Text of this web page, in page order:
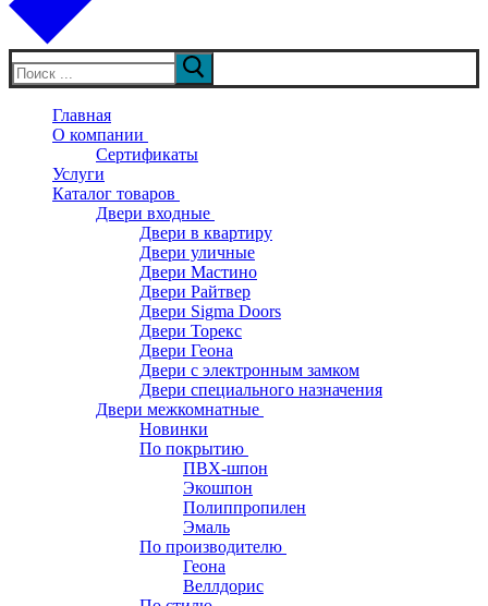
Искать:
Главная
О компании
Сертификаты
Услуги
Каталог товаров
Двери входные
Двери в квартиру
Двери уличные
Двери Мастино
Двери Райтвер
Двери Sigma Doors
Двери Торекс
Двери Геона
Двери с электронным замком
Двери специального назначения
Двери межкомнатные
Новинки
По покрытию
ПВХ-шпон
Экошпон
Полиппропилен
Эмаль
По производителю
Геона
Веллдорис